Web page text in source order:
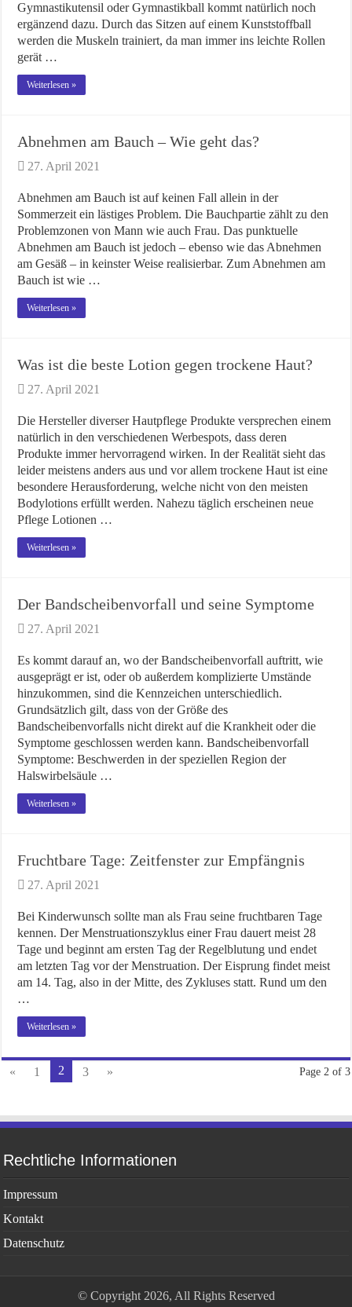
Gymnastikutensil oder Gymnastikball kommt natürlich noch
ergänzend dazu. Durch das Sitzen auf einem Kunststoffball
werden die Muskeln trainiert, da man immer ins leichte Rollen
gerät …
Weiterlesen »
Abnehmen am Bauch – Wie geht das?
27. April 2021
Abnehmen am Bauch ist auf keinen Fall allein in der
Sommerzeit ein lästiges Problem. Die Bauchpartie zählt zu den
Problemzonen von Mann wie auch Frau. Das punktuelle
Abnehmen am Bauch ist jedoch – ebenso wie das Abnehmen
am Gesäß – in keinster Weise realisierbar. Zum Abnehmen am
Bauch ist wie …
Weiterlesen »
Was ist die beste Lotion gegen trockene Haut?
27. April 2021
Die Hersteller diverser Hautpflege Produkte versprechen einem
natürlich in den verschiedenen Werbespots, dass deren
Produkte immer hervorragend wirken. In der Realität sieht das
leider meistens anders aus und vor allem trockene Haut ist eine
besondere Herausforderung, welche nicht von den meisten
Bodylotions erfüllt werden. Nahezu täglich erscheinen neue
Pflege Lotionen …
Weiterlesen »
Der Bandscheibenvorfall und seine Symptome
27. April 2021
Es kommt darauf an, wo der Bandscheibenvorfall auftritt, wie
ausgeprägt er ist, oder ob außerdem komplizierte Umstände
hinzukommen, sind die Kennzeichen unterschiedlich.
Grundsätzlich gilt, dass von der Größe des
Bandscheibenvorfalls nicht direkt auf die Krankheit oder die
Symptome geschlossen werden kann. Bandscheibenvorfall
Symptome: Beschwerden in der speziellen Region der
Halswirbelsäule …
Weiterlesen »
Fruchtbare Tage: Zeitfenster zur Empfängnis
27. April 2021
Bei Kinderwunsch sollte man als Frau seine fruchtbaren Tage
kennen. Der Menstruationszyklus einer Frau dauert meist 28
Tage und beginnt am ersten Tag der Regelblutung und endet
am letzten Tag vor der Menstruation. Der Eisprung findet meist
am 14. Tag, also in der Mitte, des Zykluses statt. Rund um den
…
Weiterlesen »
Page 2 of 3
« 1 2 3 »
Rechtliche Informationen
Impressum
Kontakt
Datenschutz
© Copyright 2026, All Rights Reserved